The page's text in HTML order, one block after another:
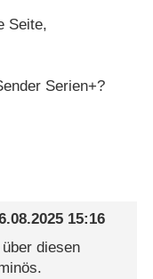
Seite,
Serien+?
15:16
diesen